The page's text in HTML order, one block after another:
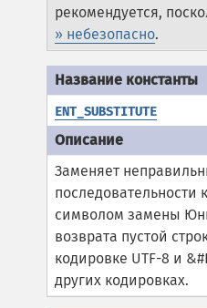
рекомендуется,
» небезопасно.
ENT_SUBSTITUTE
Заменяет
последовательности
символом замены
возврата пустой
кодировке UTF-8 и
других кодировках.